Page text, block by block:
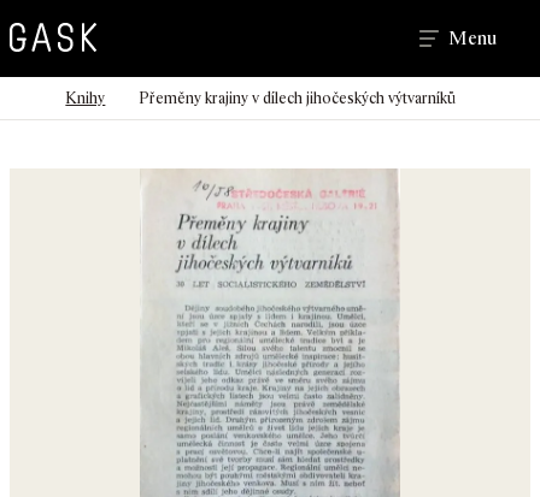
Hledat
Menu
DomůKnihy Přeměny krajiny v dílech jihočeských výtvarníků